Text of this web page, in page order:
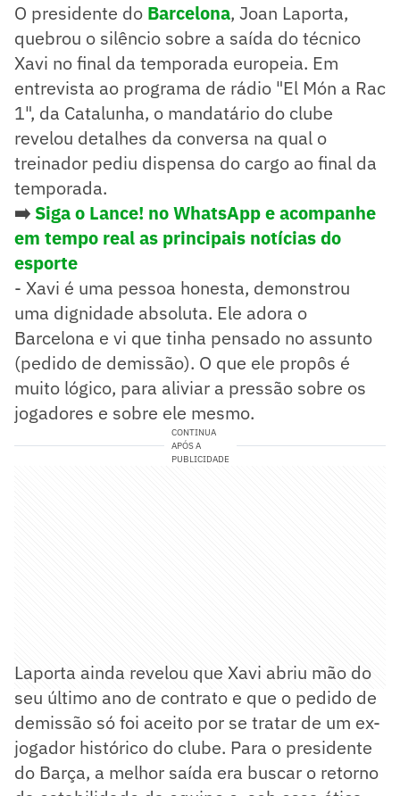
O presidente do Barcelona, Joan Laporta,
quebrou o silêncio sobre a saída do técnico
Xavi no final da temporada europeia. Em
entrevista ao programa de rádio "El Món a Rac
1", da Catalunha, o mandatário do clube
revelou detalhes da conversa na qual o
treinador pediu dispensa do cargo ao final da
temporada.
➡️ Siga o Lance! no WhatsApp e acompanhe
em tempo real as principais notícias do
esporte
- Xavi é uma pessoa honesta, demonstrou
uma dignidade absoluta. Ele adora o
Barcelona e vi que tinha pensado no assunto
(pedido de demissão). O que ele propôs é
muito lógico, para aliviar a pressão sobre os
jogadores e sobre ele mesmo.
CONTINUA
APÓS A
PUBLICIDADE
Laporta ainda revelou que Xavi abriu mão do
seu último ano de contrato e que o pedido de
demissão só foi aceito por se tratar de um ex-
jogador histórico do clube. Para o presidente
do Barça, a melhor saída era buscar o retorno